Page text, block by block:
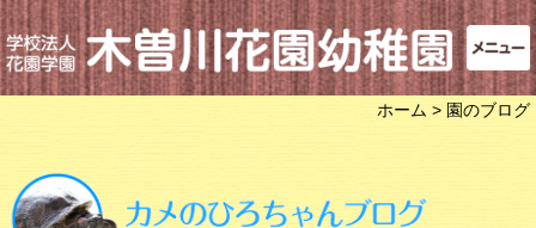
ホーム > 園のブログ